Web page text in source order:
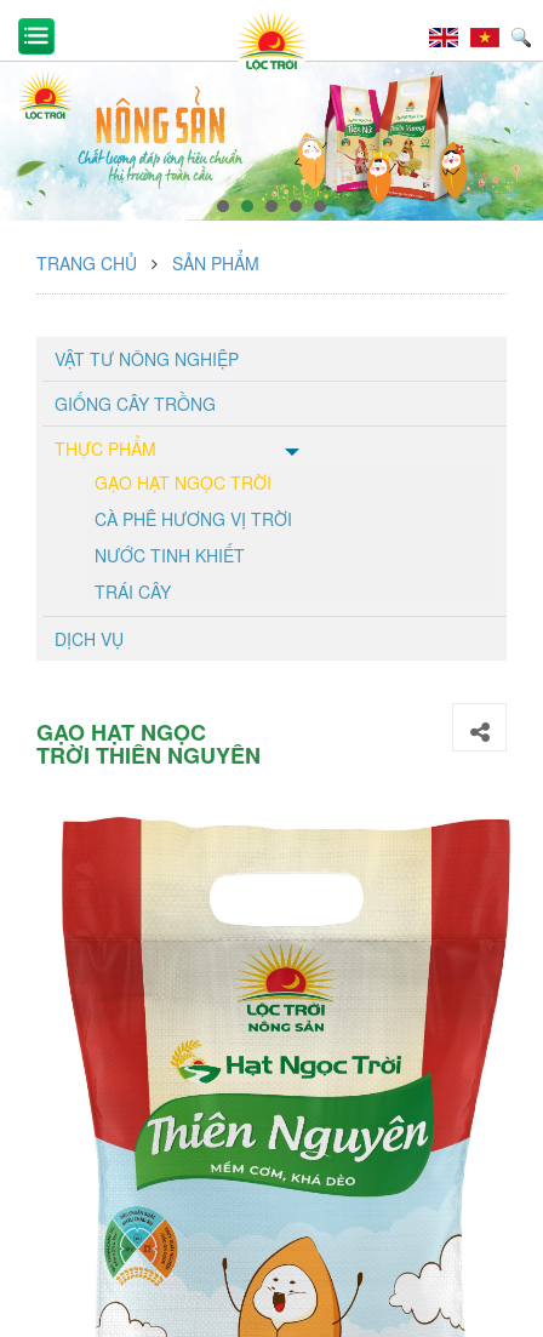
TRANG CHỦ SẢN PHẨM
VẬT TƯ NÔNG NGHIỆP
GIỐNG CÂY TRỒNG
THỰC PHẨM
GẠO HẠT NGỌC TRỜI
CÀ PHÊ HƯƠNG VỊ TRỜI
NƯỚC TINH KHIẾT
TRÁI CÂY
DỊCH VỤ
GẠO HẠT NGỌC
TRỜI THIÊN NGUYÊN